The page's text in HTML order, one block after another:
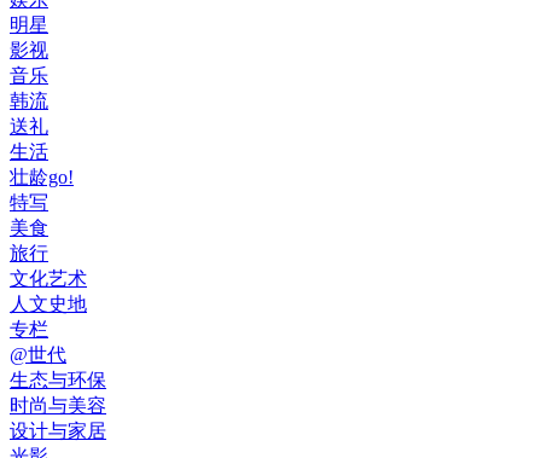
明星
影视
音乐
韩流
送礼
生活
壮龄go!
特写
美食
旅行
文化艺术
人文史地
专栏
@世代
生态与环保
时尚与美容
设计与家居